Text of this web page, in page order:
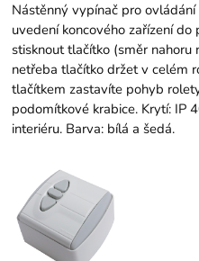
Nástěnný vypínač pro
uvedení koncového zařízení
stisknout tlačítko (směr
netřeba tlačítko držet v celém
tlačítkem zastavíte pohyb
podomítkové krabice. Krytí: IP
interiéru. Barva: bílá a šedá.